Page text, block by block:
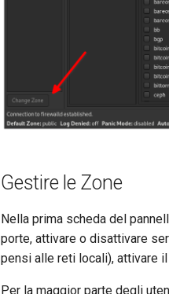
Gestire le Zone
Nella prima scheda del
porte, attivare o disattivare
pensi alle reti locali), attivare
Per la maggior parte degli